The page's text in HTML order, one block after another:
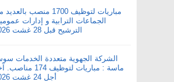
مباريات لتوظيف 1700 منصب
الجماعات الترابية و إدارات
الترشيح قبل 28 غشت 2026
الشركة الجهوية متعددة الخدمات
ماسة : مباريات لتوظيف 174
أجل 24 غشت 2026